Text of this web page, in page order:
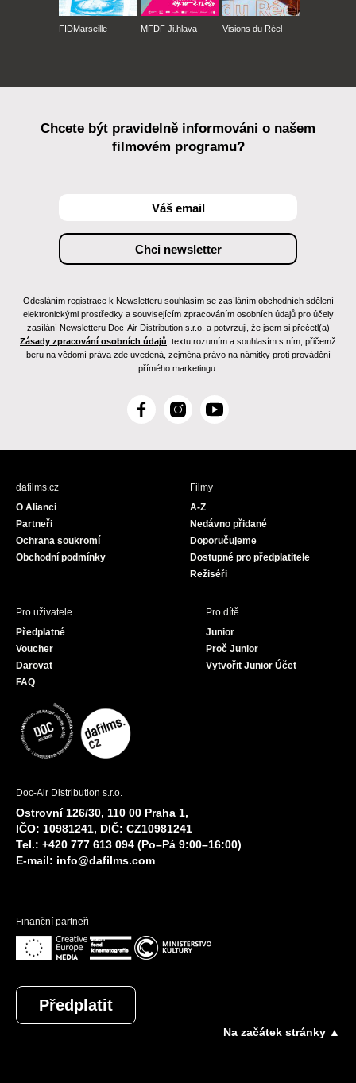
FIDMarseille MFDF Ji.hlava Visions du Réel
Chcete být pravidelně informováni o našem
filmovém programu?
Odesláním registrace k Newsletteru souhlasím se zasíláním obchodních sdělení
elektronickými prostředky a souvisejícím zpracováním osobních údajů pro účely
zasílání Newsletteru Doc-Air Distribution s.r.o. a potvrzuji, že jsem si přečetl(a)
Zásady zpracování osobních údajů , textu rozumím a souhlasím s ním, přičemž
beru na vědomí práva zde uvedená, zejména právo na námitky proti provádění
přímého marketingu.
F
c
I
s
Y
u
dafilms.cz
O Alianci
Partneři
Ochrana soukromí
Obchodní podmínky
Filmy
A-Z
Nedávno přidané
Doporučujeme
Dostupné pro předplatitele
Režiséři
Pro uživatele
Předplatné
Voucher
Darovat
FAQ
Pro dítě
Junior
Proč Junior
Vytvořit Junior Účet
Doc-Air Distribution s.r.o.
Ostrovní 126/30, 110 00 Praha 1,
IČO: 10981241, DIČ: CZ10981241
Tel.: +420 777 613 094 (Po–Pá 9:00–16:00)
E-mail: info@dafilms.com
Finanční partneři
Předplatit
Na začátek stránky ▲